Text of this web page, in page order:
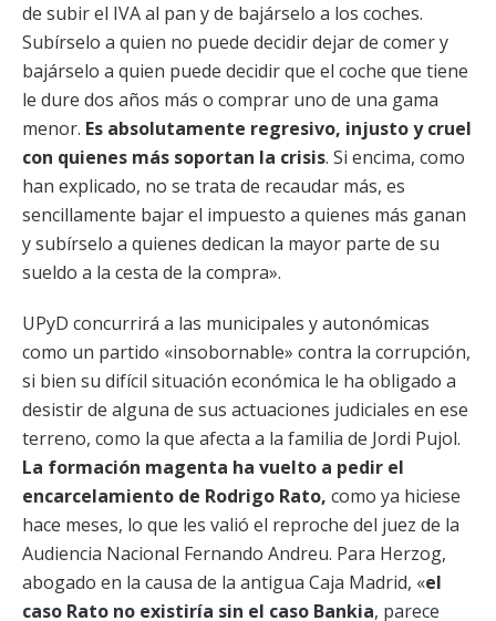
de subir el IVA al pan y de bajárselo a los coches.
Subírselo a quien no puede decidir dejar de comer y
bajárselo a quien puede decidir que el coche que tiene
le dure dos años más o comprar uno de una gama
menor. Es absolutamente regresivo, injusto y cruel
con quienes más soportan la crisis. Si encima, como
han explicado, no se trata de recaudar más, es
sencillamente bajar el impuesto a quienes más ganan
y subírselo a quienes dedican la mayor parte de su
sueldo a la cesta de la compra».
UPyD concurrirá a las municipales y autonómicas
como un partido «insobornable» contra la corrupción,
si bien su difícil situación económica le ha obligado a
desistir de alguna de sus actuaciones judiciales en ese
terreno, como la que afecta a la familia de Jordi Pujol.
La formación magenta ha vuelto a pedir el
encarcelamiento de Rodrigo Rato, como ya hiciese
hace meses, lo que les valió el reproche del juez de la
Audiencia Nacional Fernando Andreu. Para Herzog,
abogado en la causa de la antigua Caja Madrid, «el
caso Rato no existiría sin el caso Bankia, parece